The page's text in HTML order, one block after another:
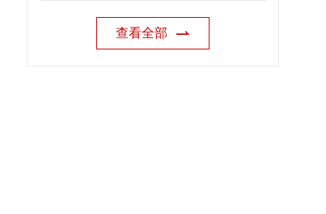
查看全部